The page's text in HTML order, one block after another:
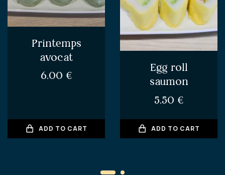
Printemps
avocat
6.00 €
ADD TO CART
Egg roll
saumon
5.50 €
ADD TO CART